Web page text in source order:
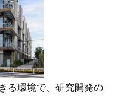
る環境で、研究開発の